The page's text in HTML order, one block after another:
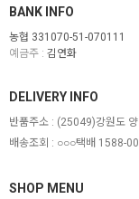
BANK INFO
농협 331070-51-070111
예금주 : 김연화
SHOP MENU
DELIVERY INFO
반품주소 : (25049)강원도
배송조회 : ○○○택배 1588-